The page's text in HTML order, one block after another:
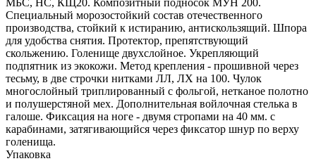
Специальный морозостойкий состав отечественного
производства, стойкий к истиранию, антискользящий. Шпора
для удобства снятия. Протектор, препятствующий
скольжению. Голенище двухслойное. Укрепляющий
подпятник из экокожи. Метод крепления - прошивной через
тесьму, в две строчки нитками ЛЛ, ЛХ на 100. Чулок
многослойный триплированный с фольгой, нетканое полотно
и полушерстяной мех. Дополнительная войлочная стелька в
галоше. Фиксация на ноге - двумя стропами на 40 мм. с
карабинами, затягивающийся через фиксатор шнур по верху
голенища.
Упаковка